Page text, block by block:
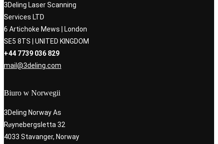
3Deling Laser Scanning
Services LTD
6 Artichoke Mews | London
SE5 8TS | UNITED KINGDOM
+44 7739 036 829
mail@3deling.com
Biuro w Norwegii
3Deling Norway As
Røynebergsletta 32
4033 Stavanger, Norway